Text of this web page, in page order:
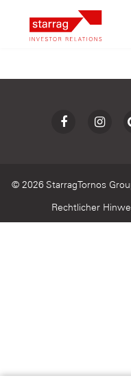
© 2026 StarragTornos
Rechtlicher